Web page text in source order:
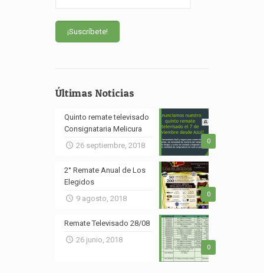
Últimas Noticias
0
Quinto remate televisado
Consignataria Melicura
26 septiembre, 2018
0
2° Remate Anual de Los
Elegidos
9 agosto, 2018
0
Remate Televisado 28/08
26 junio, 2018